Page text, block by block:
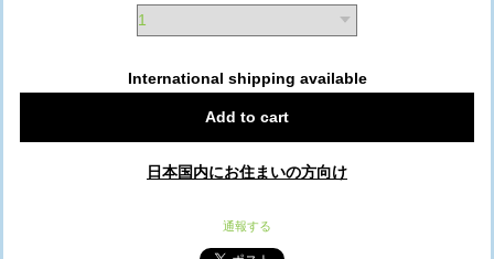
International shipping available
Add to cart
日本国内にお住まいの方向け
通報する